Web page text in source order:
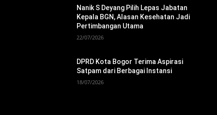
Nanik S Deyang Pilih Lepas Jabatan
Kepala BGN, Alasan Kesehatan Jadi
Pertimbangan Utama
22/07/2026
DPRD Kota Bogor Terima Aspirasi
Satpam dari Berbagai Instansi
18/07/2026